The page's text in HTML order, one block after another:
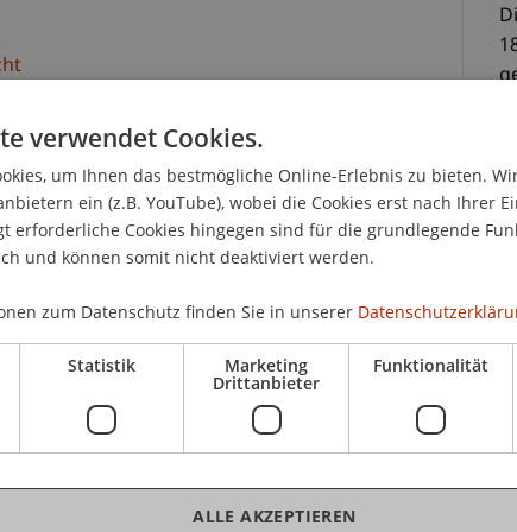
als Plattform des regionalen Fondsplatzes und
der Fondsregulierung.
und Networking unter Fondsverwaltern,
Rechtsanwälten, Treuhändern, Beratern,
und Wissenschaft.
und das Finanzinstitutsgesetz (FINIG) wurden
der Gesetze sind vor allem Verhaltensregeln,
Ab 1.1.2020 sind diese gesetzlichen
Verordnungen in der Schweiz zu vollziehen.
laufenden Aufsichtsverfahren bei der
auch Informationspflichten, Prospekt- und
sowie die Benennung einer Ombudsstelle
verwendet Cookies.
um Ihnen das bestmögliche Online-Erlebnis zu bieten.
ein (z.B. YouTube), wobei die Cookies erst nach Ihrer
erforderliche Cookies hingegen sind für die grundlegende
und können somit nicht deaktiviert werden.
zum Datenschutz finden Sie in unserer
Statistik Marketing
Drittanbieter
Funktionalität
ALLE AKZEPTIEREN